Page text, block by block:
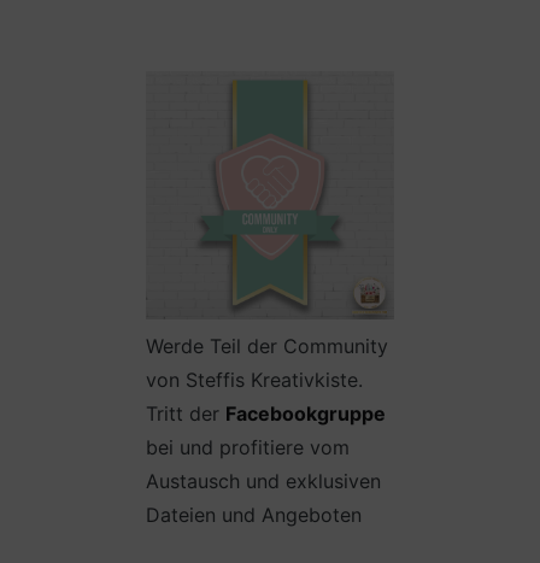
Werde Teil der Community
von Steffis Kreativkiste.
Tritt der Facebookgruppe
bei und profitiere vom
Austausch und exklusiven
Dateien und Angeboten